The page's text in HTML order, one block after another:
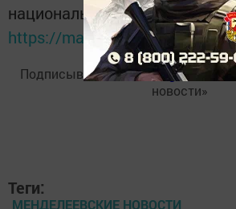
национальном мессенджере
https://max.ru/tatmedia
Подписывайтесь наTelegram-канал
новости»
Теги:
МЕНДЕЛЕЕВСКИЕ НОВОСТИ